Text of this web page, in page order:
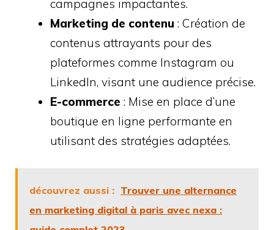
campagnes impactantes.
Marketing de contenu : Création de
contenus attrayants pour des
plateformes comme Instagram ou
LinkedIn, visant une audience précise.
E-commerce : Mise en place d’une
boutique en ligne performante en
utilisant des stratégies adaptées.
découvrez aussi : Trouver une alternance
en marketing digital à paris avec nexa :